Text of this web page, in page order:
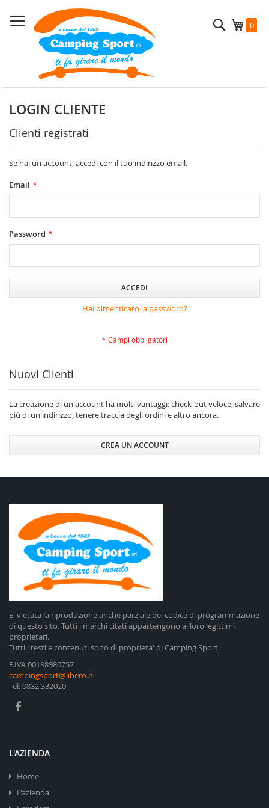
al
contenuto
0
Cerca
LOGIN CLIENTE
Clienti registrati
Se hai un account, accedi con il tuo indirizzo email.
Email
Password
ACCEDI
Hai dimenticato la password?
Nuovi Clienti
La creazione di un account ha molti vantaggi: check-out veloce, salvare
più di un indirizzo, tenere traccia degli ordini e altro ancora.
CREA UN ACCOUNT
E' vietata la riproduzione anche parziale del codice di programmazione
di questo sito. Tutti i marchi citati appartengono ai loro legittimi
proprietari.
Tutti i testi e contenuti sono di proprieta' di Camping Sport.
P.IVA 00198980757
campingsport@libero.it
Tel: 0832.332020
L'AZIENDA
Home
L'azienda